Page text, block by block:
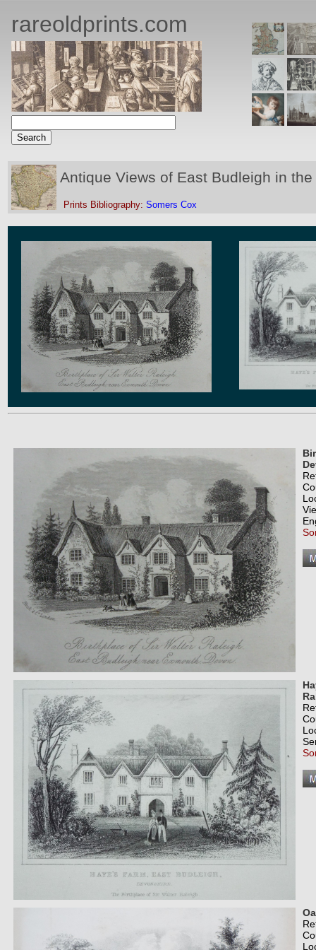
rareoldprints.com
Antique Views of East Budleigh in
Prints Bibliography: Somers Cox